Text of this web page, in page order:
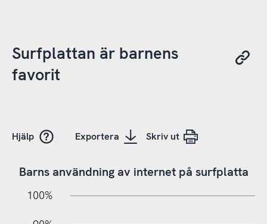
Surfplattan är barnens
favorit
Hjälp Exportera Skriv ut
Barns användning av internet på surfplatta
100%